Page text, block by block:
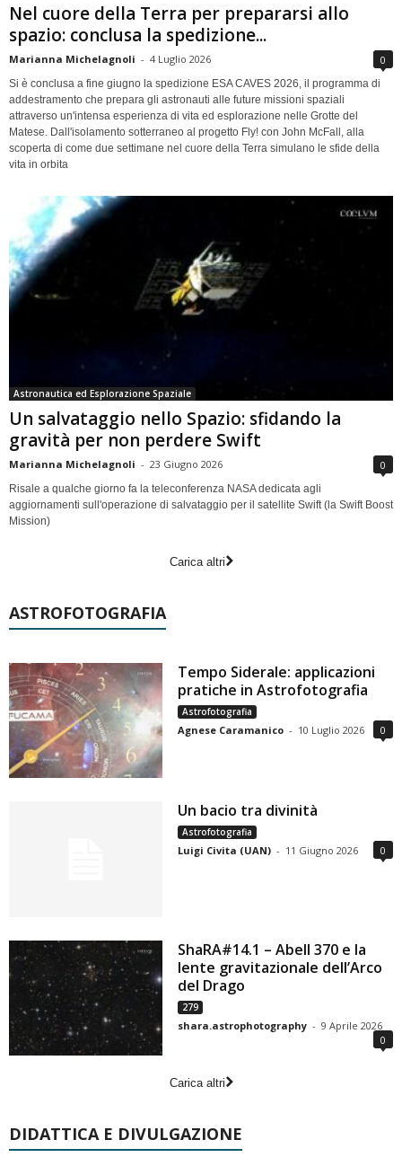
Nel cuore della Terra per prepararsi allo
spazio: conclusa la spedizione...
Marianna Michelagnoli - 4 Luglio 2026 0
Si è conclusa a fine giugno la spedizione ESA CAVES 2026, il programma di
addestramento che prepara gli astronauti alle future missioni spaziali
attraverso un'intensa esperienza di vita ed esplorazione nelle Grotte del
Matese. Dall'isolamento sotterraneo al progetto Fly! con John McFall, alla
scoperta di come due settimane nel cuore della Terra simulano le sfide della
vita in orbita
Astronautica ed Esplorazione Spaziale
Un salvataggio nello Spazio: sfidando la
gravità per non perdere Swift
Marianna Michelagnoli - 23 Giugno 2026 0
Risale a qualche giorno fa la teleconferenza NASA dedicata agli
aggiornamenti sull'operazione di salvataggio per il satellite Swift (la Swift Boost
Mission)
Carica altri
ASTROFOTOGRAFIA
Tempo Siderale: applicazioni
pratiche in Astrofotografia
Astrofotografia
Agnese Caramanico - 10 Luglio 2026 0
Un bacio tra divinità
Astrofotografia
Luigi Civita (UAN) - 11 Giugno 2026 0
ShaRA#14.1 – Abell 370 e la
lente gravitazionale dell’Arco
del Drago
279
shara.astrophotography - 9 Aprile 2026
0
Carica altri
DIDATTICA E DIVULGAZIONE